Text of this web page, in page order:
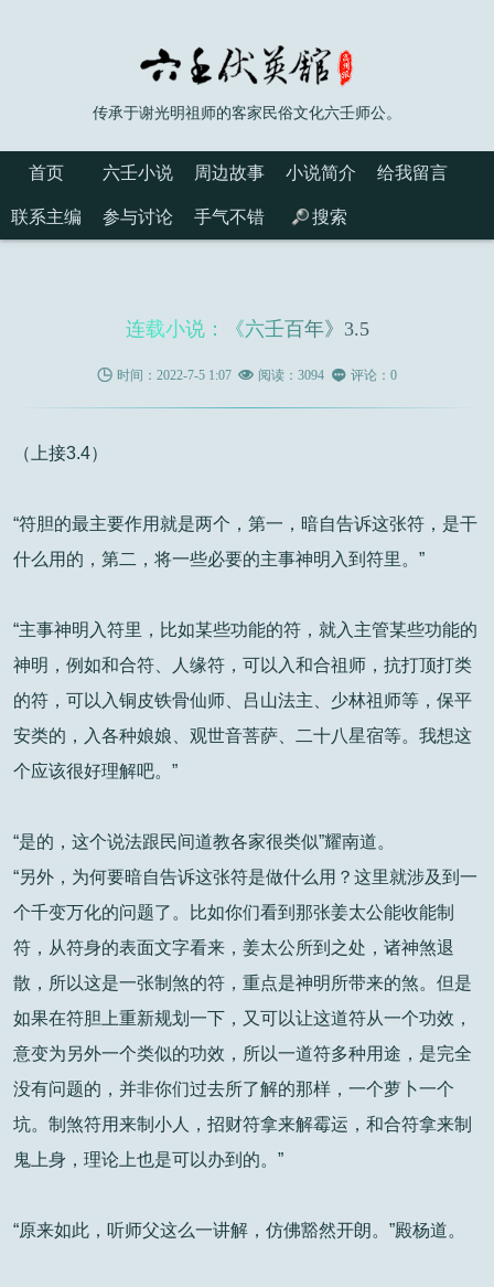
传承于谢光明祖师的客家民俗文化六壬师公。
首页 六壬小说 周边故事 小说简介 给我留言
联系主编 参与讨论 手气不错 搜索
连载小说：《六壬百年》3.5
 时间：2022-7-5 1:07  阅读：3094  评论：0
（上接3.4）
“符胆的最主要作用就是两个，第一，暗自告诉这张符，是干
什么用的，第二，将一些必要的主事神明入到符里。”
“主事神明入符里，比如某些功能的符，就入主管某些功能的
神明，例如和合符、人缘符，可以入和合祖师，抗打顶打类
的符，可以入铜皮铁骨仙师、吕山法主、少林祖师等，保平
安类的，入各种娘娘、观世音菩萨、二十八星宿等。我想这
个应该很好理解吧。”
“是的，这个说法跟民间道教各家很类似”耀南道。
“另外，为何要暗自告诉这张符是做什么用？这里就涉及到一
个千变万化的问题了。比如你们看到那张姜太公能收能制
符，从符身的表面文字看来，姜太公所到之处，诸神煞退
散，所以这是一张制煞的符，重点是神明所带来的煞。但是
如果在符胆上重新规划一下，又可以让这道符从一个功效，
意变为另外一个类似的功效，所以一道符多种用途，是完全
没有问题的，并非你们过去所了解的那样，一个萝卜一个
坑。制煞符用来制小人，招财符拿来解霉运，和合符拿来制
鬼上身，理论上也是可以办到的。”
“原来如此，听师父这么一讲解，仿佛豁然开朗。”殿杨道。